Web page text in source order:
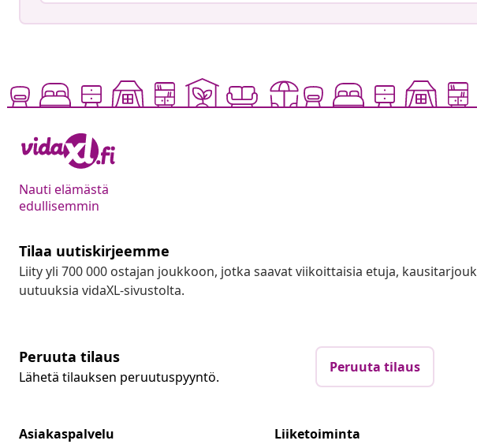
Nauti elämästä
edullisemmin
Tilaa uutiskirjeemme
Liity yli 700 000 ostajan joukkoon, jotka saavat viikoittaisia etuja,
uutuuksia vidaXL-sivustolta.
Peruuta tilaus
Lähetä tilauksen peruutuspyyntö.
Peruuta tilaus
Asiakaspalvelu
Liiketoiminta